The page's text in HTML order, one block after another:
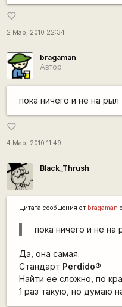
favorite_border
2 Мар, 2010 22:34
bragaman
Автор
пока ничего и не на рыл
favorite_border
4 Мар, 2010 11:49
Black_Thrush
Цитата сообщения от bragaman
пока ничего и не на
Да, она самая.
Стандарт Perdido®
Найти ее сложно, по
1 раз такую, но думаю